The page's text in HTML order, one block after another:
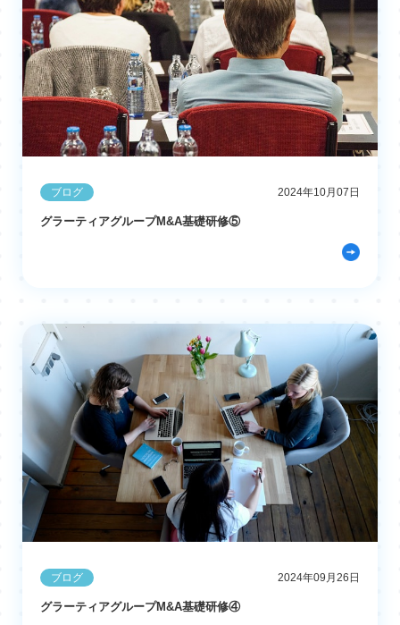
ブログ 2024年10月07日
グラーティアグループM&A基礎研修⑤
ブログ 2024年09月26日
グラーティアグループM&A基礎研修④